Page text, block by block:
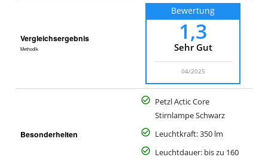
Vergleichsergebnis
Methodik
Bewertung
1,3
Sehr Gut
04/2025
Besonderheiten
Petzl Actic Core
Stirnlampe Schwarz
Leuchtkraft: 350 lm
Leuchtdauer: bis zu 160